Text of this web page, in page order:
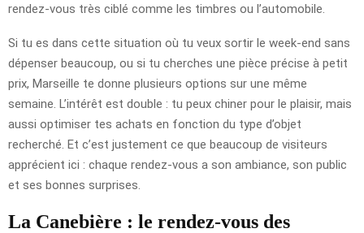
rendez-vous très ciblé comme les timbres ou l’automobile.
Si tu es dans cette situation où tu veux sortir le week-end sans
dépenser beaucoup, ou si tu cherches une pièce précise à petit
prix, Marseille te donne plusieurs options sur une même
semaine. L’intérêt est double : tu peux chiner pour le plaisir, mais
aussi optimiser tes achats en fonction du type d’objet
recherché. Et c’est justement ce que beaucoup de visiteurs
apprécient ici : chaque rendez-vous a son ambiance, son public
et ses bonnes surprises.
La Canebière : le rendez-vous des